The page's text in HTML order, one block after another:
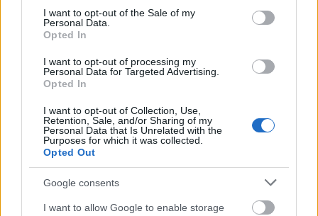
consent section.
I want to opt-out of the Sale of my
Personal Data.
Opted In
I want to opt-out of processing my
Personal Data for Targeted Advertising.
Opted In
I want to opt-out of Collection, Use,
Retention, Sale, and/or Sharing of my
Personal Data that Is Unrelated with the
Purposes for which it was collected.
Opted Out
Google consents
I want to allow Google to enable storage
Tokyo's Secret Island Paradise | AOGASHIMA ★ ONLY